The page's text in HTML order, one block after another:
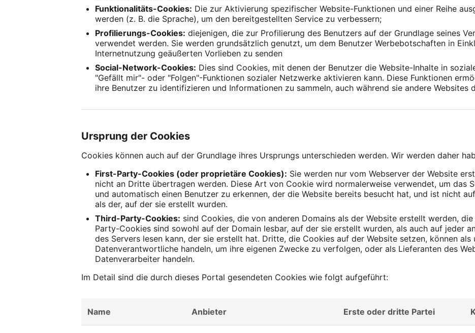
Funktionalitäts-Cookies: Die zur Aktivierung spezifischer Website-Funktionen und einer Reihe
werden (z. B. die Sprache), um den bereitgestellten Service zu verbessern;
Profilierungs-Cookies: diejenigen, die zur Profilierung des Benutzers auf der Grundlage seines
verwendet werden. Sie werden grundsätzlich genutzt, um dem Benutzer Werbebotschaften in
Internetnutzung geäußerten Vorlieben zu senden
Social-Network-Cookies: Dies sind Cookies, mit denen der Benutzer die Website-Inhalte in
"Gefällt mir"- oder "Folgen"-Funktionen sozialer Netzwerke aktivieren kann. Diese Funktionen
ihre Benutzer zu identifizieren und Informationen zu sammeln, auch während sie andere Websites
Ursprung der Cookies
Cookies können auch auf der Grundlage ihres Ursprungs unterschieden werden. Wir werden daher
First-Party-Cookies (oder proprietäre Cookies): Sie werden nur vom Webserver der Website
nicht an Dritte übertragen werden. Diese Art von Cookie wird normalerweise verwendet, um das
und automatisch einen Benutzer zu erkennen, der die Website bereits besucht hat, und ist nicht
als der, auf der sie erstellt wurden.
Third-Party-Cookies: sind Cookies, die von anderen Domains als der Website erstellt werden,
Party-Cookies sind sowohl auf der Domain lesbar, auf der sie erstellt wurden, als auch auf jeder
des Servers lesen kann, der sie erstellt hat. Dritte, die Cookies auf der Website setzen, können als
Datenverantwortliche handeln, um ihre eigenen Zwecke zu verfolgen, oder als Lieferanten des
Datenverarbeiter handeln.
Im Detail sind die durch dieses Portal gesendeten Cookies wie folgt aufgeführt:
Name Anbieter Erste oder dritte Partei